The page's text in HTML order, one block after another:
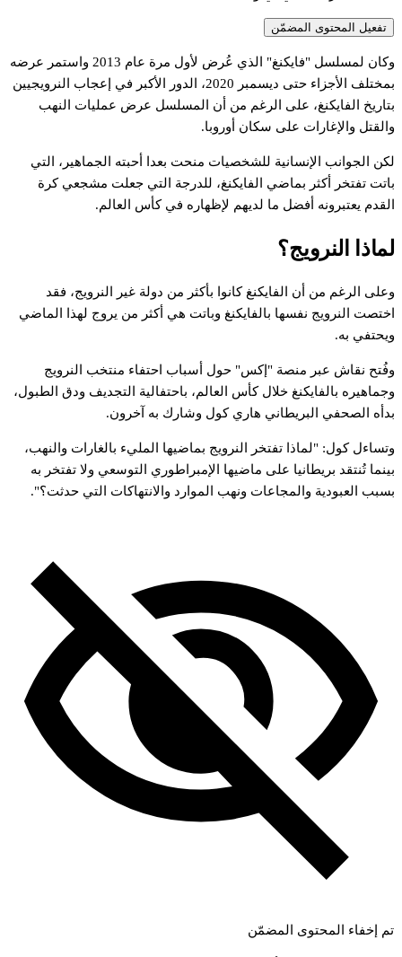
تفعيل المحتوى المضمّن
وكان لمسلسل "فايكنغ" الذي عُرض لأول مرة عام 2013 واستمر عرضه
بمختلف الأجزاء حتى ديسمبر 2020، الدور الأكبر في إعجاب النرويجيين
بتاريخ الفايكنغ، على الرغم من أن المسلسل عرض عمليات النهب
والقتل والإغارات على سكان أوروبا.
لكن الجوانب الإنسانية للشخصيات منحت بعدا أحبته الجماهير، التي
باتت تفتخر أكثر بماضي الفايكنغ، للدرجة التي جعلت مشجعي كرة
القدم يعتبرونه أفضل ما لديهم لإظهاره في كأس العالم.
لماذا النرويج؟
وعلى الرغم من أن الفايكنغ كانوا بأكثر من دولة غير النرويج، فقد
اختصت النرويج نفسها بالفايكنغ وباتت هي أكثر من يروج لهذا
الماضي
ويحتفي به.
وفُتح نقاش عبر منصة "إكس" حول أسباب احتفاء منتخب النرويج
وجماهيره بالفايكنغ خلال كأس العالم، باحتفالية التجديف ودق الطبول،
بدأه الصحفي البريطاني هاري كول وشارك به آخرون.
وتساءل كول: "لماذا تفتخر النرويج بماضيها المليء بالغارات والنهب،
بينما تُنتقد بريطانيا على ماضيها الإمبراطوري التوسعي ولا تفتخر به
بسبب العبودية والمجاعات ونهب الموارد والانتهاكات التي حدثت؟".
تم إخفاء المحتوى المضمّن